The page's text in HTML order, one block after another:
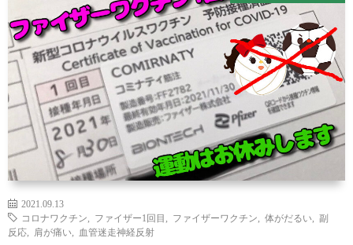
2021.09.13
コロナワクチン
ファイザー1回目 ファイザーワクチン 体がだるい
副
反応
肩が痛い 血管迷走神経反射